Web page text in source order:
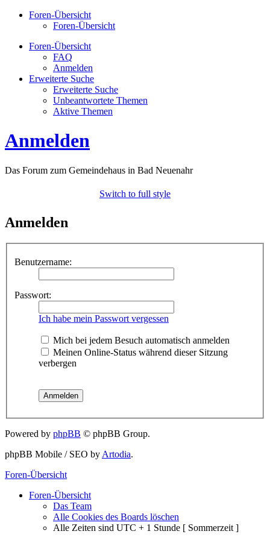
Foren-Übersicht
Foren-Übersicht
Foren-Übersicht
FAQ
Anmelden
Erweiterte Suche
Erweiterte Suche
Unbeantwortete Themen
Aktive Themen
Anmelden
Das Forum zum Gemeindehaus in Bad Neuenahr
Switch to full style
Anmelden
Benutzername:
Passwort:
Ich habe mein Passwort vergessen
Mich bei jedem Besuch automatisch anmelden
Meinen Online-Status während dieser Sitzung
verbergen
Powered by phpBB © phpBB Group.
phpBB Mobile / SEO by Artodia.
Foren-Übersicht
Foren-Übersicht
Das Team
Alle Cookies des Boards löschen
Alle Zeiten sind UTC + 1 Stunde [ Sommerzeit ]